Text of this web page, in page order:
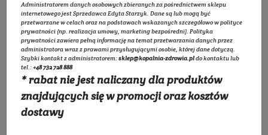
Administratorem danych osobowych zbieranych za pośrednictwem sklepu
internetowego jest Sprzedawca Edyta Starzyk. Dane są lub mogą być
przetwarzane w celach oraz na podstawach wskazanych szczegółowo wpolityce
prywatności (np. realizacja umowy, marketing bezpośredni). Polityka
prywatnościzawiera pełną informację na temat przetwarzania danych przez
administratora wraz z prawami przysługującymi osobie, której dane dotyczą.
Szybki kontakt z administratorem:sklep@kopalnia-zdrowia.pldo kontaktu lub
tel.:+48 732 728 888
* rabat nie jest naliczany dla produktów
znajdujących się w promocji oraz kosztów
dostawy